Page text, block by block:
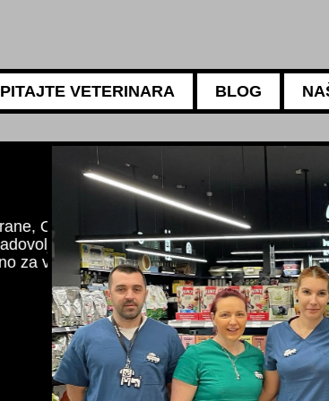
PITAJTE VETERINARA BLOG
5АМБУЛАНТА
Za sve potrebe vaših
Naši iskusni veterinari mogu
ishrani, negi i higijeni vaše